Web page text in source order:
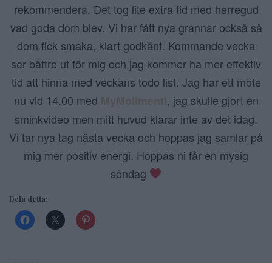
rekommendera. Det tog lite extra tid med herregud
vad goda dom blev. Vi har fått nya grannar också så
dom fick smaka, klart godkänt. Kommande vecka
ser bättre ut för mig och jag kommer ha mer effektiv
tid att hinna med veckans todo list. Jag har ett möte
nu vid 14.00 med
, jag skulle gjort en
sminkvideo men mitt huvud klarar inte av det idag.
Vi tar nya tag nästa vecka och hoppas jag samlar på
mig mer positiv energi. Hoppas ni får en mysig
söndag
Dela detta: